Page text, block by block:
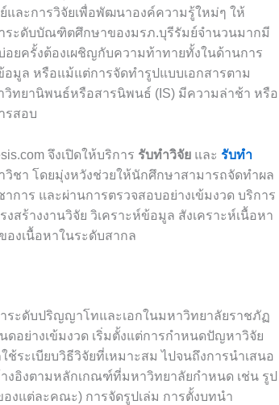
ละการวิจัยเพื่อพัฒนาองค์ความรู้ใหม่ๆ ให้
ระดับบัณฑิตศึกษาของมรภ.บุรีรัมย์จำนวนมากมี
ยครั้งต้องเผชิญกับความท้าทายทั้งในด้านการ
มูล หรือแม้แต่การจัดทำรูปแบบเอกสารตาม
วิทยานิพนธ์หรือสารนิพนธ์ (IS) มีความล่าช้า หรือ
รสอบ
จึงเปิดให้บริการ รับทำวิจัย และ รับทำ
า โดยมุ่งหวังช่วยให้นักศึกษาสามารถจัดทำผล
การ และผ่านการตรวจสอบอย่างเข้มงวด บริการ
ร้างงานวิจัย วิเคราะห์ข้อมูล สังเคราะห์เนื้อหา
งเนื้อหาในระดับสากล
ระดับปริญญาโทและเอกในมหาวิทยาลัยราชภัฏ
อย่างเข้มงวด เริ่มตั้งแต่การกำหนดปัญหาวิจัย
ระเบียบวิธีวิจัยที่เหมาะสม ไปจนถึงการนำเสนอ
อิงตามหลักเกณฑ์ที่มหาวิทยาลัยกำหนด เช่น รูป
องแต่ละคณะ) การจัดรูปเล่ม การตั้งบทนำ